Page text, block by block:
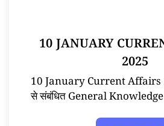
10 JANUARY
2025
10 January Current Affairs
से संबंधित General